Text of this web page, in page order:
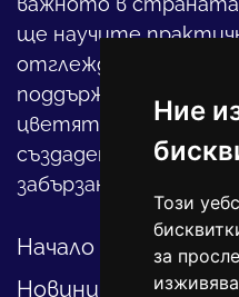
Ние
Този
за
ще научите
отглеждането на
поддържането на
цветята, интериора
създадете своя
забързан свят.
Начало
Новини